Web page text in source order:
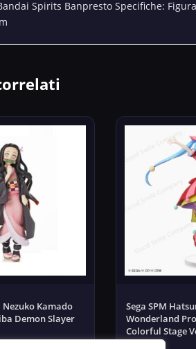
Spirits Banpresto Specifiche:
Nezuko Kamado
Demon Slayer
Sega SPM
Wonderland
Colorful Stage